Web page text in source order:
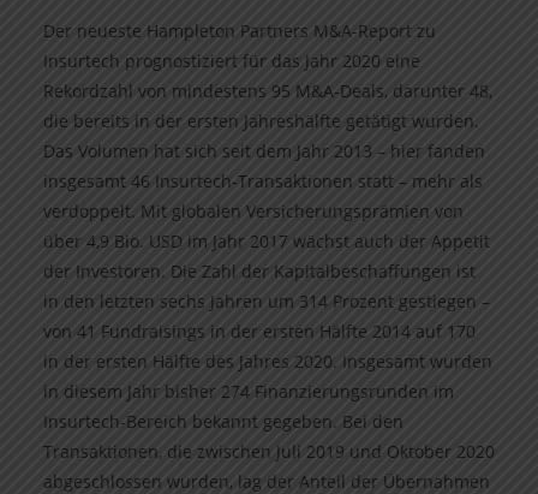
Der neueste Hampleton Partners M&A-Report zu
Insurtech prognostiziert für das Jahr 2020 eine
Rekordzahl von mindestens 95 M&A-Deals, darunter 48,
die bereits in der ersten Jahreshälfte getätigt wurden.
Das Volumen hat sich seit dem Jahr 2013 – hier fanden
insgesamt 46 Insurtech-Transaktionen statt – mehr als
verdoppelt. Mit globalen Versicherungsprämien von
über 4,9 Bio. USD im Jahr 2017 wächst auch der Appetit
der Investoren. Die Zahl der Kapitalbeschaffungen ist
in den letzten sechs Jahren um 314 Prozent gestiegen –
von 41 Fundraisings in der ersten Hälfte 2014 auf 170
in der ersten Hälfte des Jahres 2020. Insgesamt wurden
in diesem Jahr bisher 274 Finanzierungsrunden im
Insurtech-Bereich bekannt gegeben. Bei den
Transaktionen, die zwischen Juli 2019 und Oktober 2020
abgeschlossen wurden, lag der Anteil der Übernahmen